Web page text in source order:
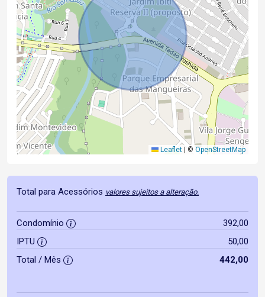
Leaflet | © OpenStreetMap
Total para Acessórios valores sujeitos a alteração.
Condomínio
392,00
IPTU
50,00
Total / Mês
442,00